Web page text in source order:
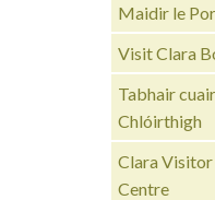
Maidir le
Visit Clara
Tabhair
Chlóirthigh
Clara
Centre